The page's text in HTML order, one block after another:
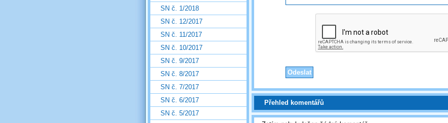
Přehled komentářů
SN č. 1/2018
SN č. 12/2017
SN č. 11/2017
SN č. 10/2017
SN č. 9/2017
SN č. 8/2017
SN č. 7/2017
SN č. 6/2017
SN č. 5/2017